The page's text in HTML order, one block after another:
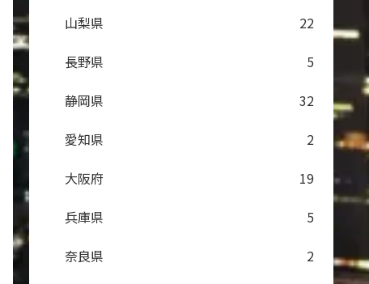
山梨県
22
長野県
5
静岡県
32
愛知県
2
大阪府
19
兵庫県
5
奈良県
2